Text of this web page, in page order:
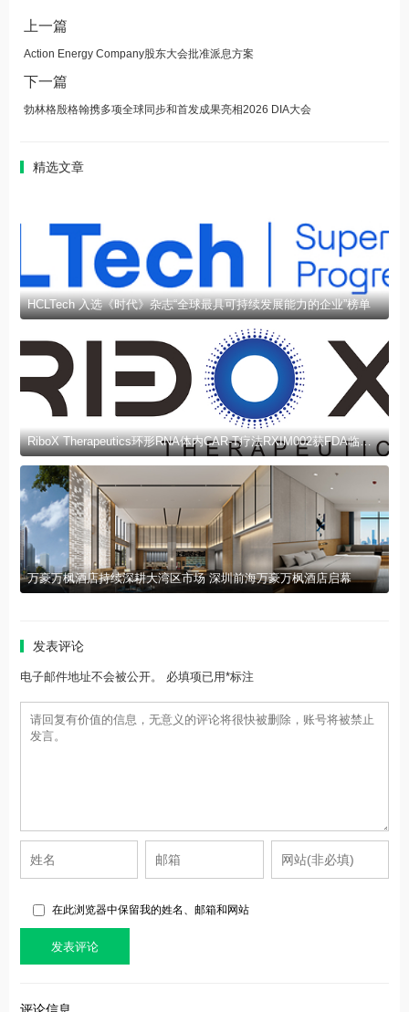
上一篇
Action Energy Company股东大会批准派息方案
下一篇
勃林格殷格翰携多项全球同步和首发成果亮相2026 DIA大会
精选文章
HCLTech 入选《时代》杂志“全球最具可持续发展能力的企业”榜单
RiboX Therapeutics环形RNA体内CAR-T疗法RXIM002获FDA临床试验许可
万豪万枫酒店持续深耕大湾区市场 深圳前海万豪万枫酒店启幕
发表评论
电子邮件地址不会被公开。 必填项已用*标注
在此浏览器中保留我的姓名、邮箱和网站
评论信息